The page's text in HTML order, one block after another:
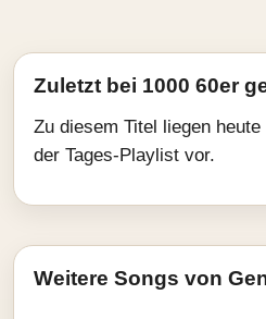
Zuletzt bei 1000 60er
Zu diesem Titel liegen
der Tages-Playlist vor.
Weitere Songs von